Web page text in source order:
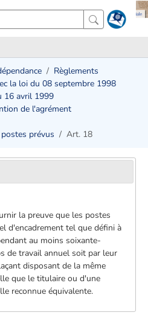
Règlements
la loi du 08 septembre 1998
16 avril 1999
de l'agrément
prévus
Art. 18
la preuve que les postes
d'encadrement tel que défini à
au moins soixante-
de travail annuel soit par leur
disposant de la même
que le titulaire ou d'une
reconnue équivalente.